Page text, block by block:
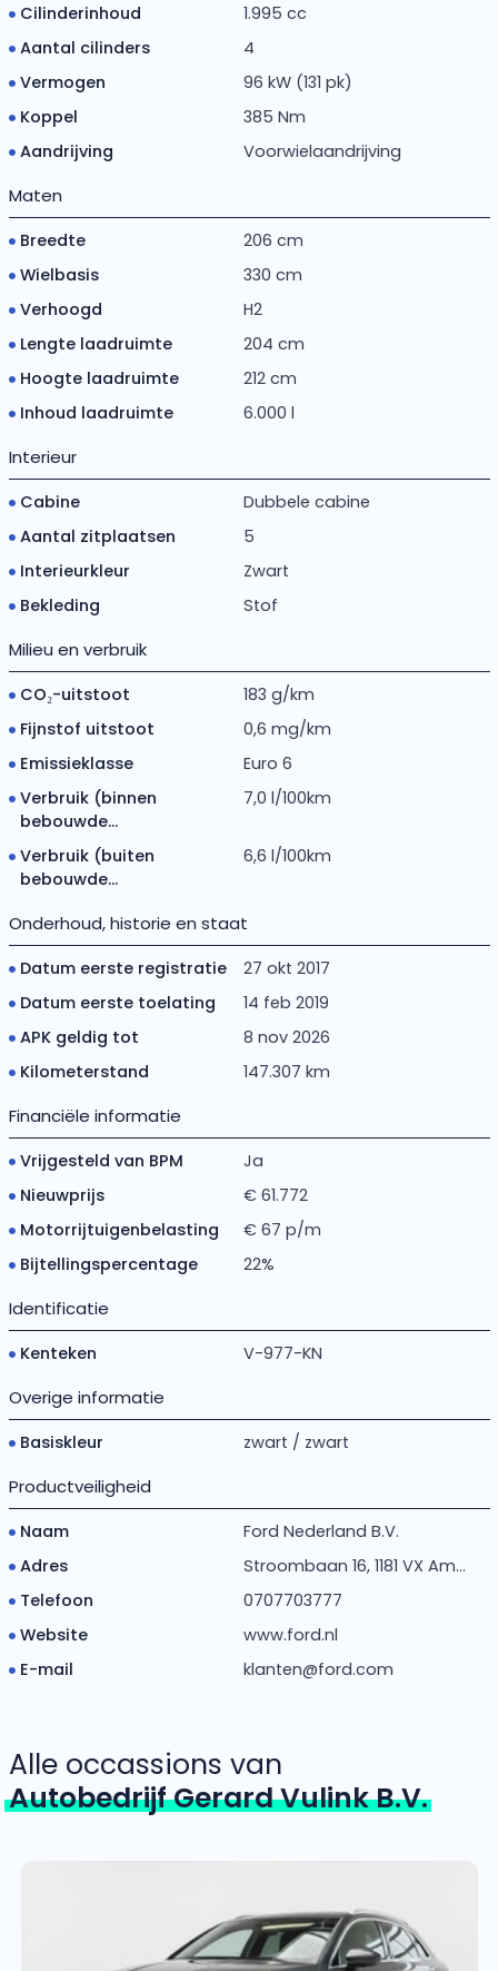
Cilinderinhoud
1.995 cc
Aantal cilinders
4
Vermogen
96 kW (131 pk)
Koppel
385 Nm
Aandrijving
Voorwielaandrijving
Maten
Breedte
206 cm
Wielbasis
330 cm
Verhoogd
H2
Lengte laadruimte
204 cm
Hoogte laadruimte
212 cm
Inhoud laadruimte
6.000 l
Interieur
Cabine
Dubbele cabine
Aantal zitplaatsen
5
Interieurkleur
Zwart
Bekleding
Stof
Milieu en verbruik
CO₂-uitstoot
183 g/km
Fijnstof uitstoot
0,6 mg/km
Emissieklasse
Euro 6
Verbruik (binnen
bebouwde...
7,0 l/100km
Verbruik (buiten
bebouwde...
6,6 l/100km
Onderhoud, historie en staat
Datum eerste registratie
27 okt 2017
Datum eerste toelating
14 feb 2019
APK geldig tot
8 nov 2026
Kilometerstand
147.307 km
Financiële informatie
Vrijgesteld van BPM
Ja
Nieuwprijs
€ 61.772
Motorrijtuigenbelasting
€ 67 p/m
Bijtellingspercentage
22%
Identificatie
Kenteken V-977-KN
Overige informatie
Basiskleur zwart / zwart
Productveiligheid
Naam
Ford Nederland B.V.
Adres
Stroombaan 16, 1181 VX Am...
Telefoon
0707703777
Website
www.ford.nl
E-mail
klanten@ford.com
Alle occassions van
Autobedrijf Gerard Vulink B.V.